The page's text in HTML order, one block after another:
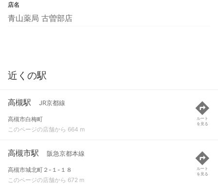
店名
青山薬局 古曽部店
近くの駅
高槻駅 JR京都線
高槻市白梅町
このページの店舗から 664 m
ルート
を見る
高槻市駅 阪急京都本線
高槻市城北町２-１-１８
このページの店舗から 672 m
ルート
を見る